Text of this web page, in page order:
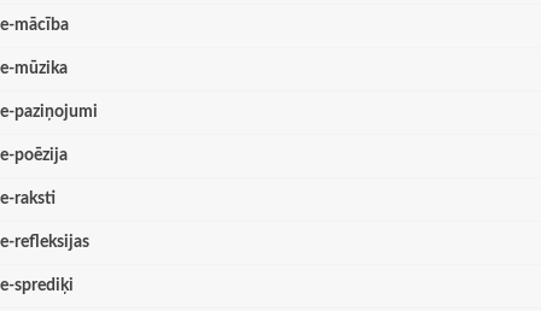
e-mācība
e-mūzika
e-paziņojumi
e-poēzija
e-raksti
e-refleksijas
e-sprediķi